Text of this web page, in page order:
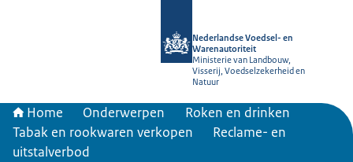
Nederlandse Voedsel- en
Warenautoriteit
Ministerie van Landbouw,
Visserij, Voedselzekerheid en
Natuur
Home Onderwerpen
Roken en drinken
Tabak en rookwaren verkopen
Reclame- en
uitstalverbod